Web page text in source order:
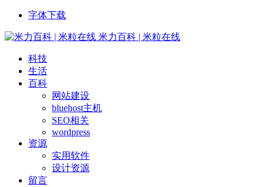
字体下载
米力百科 | 米粒在线
科技
生活
百科
网站建设
bluehost主机
SEO相关
wordpress
资源
实用软件
设计资源
留言